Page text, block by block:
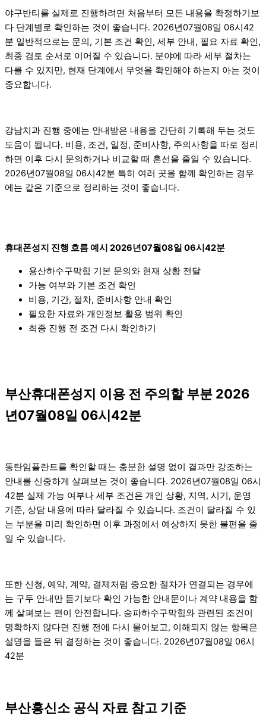
야구반티를 실제로 진행하려면 처음부터 모든 내용을 확정하기보
다 단계별로 확인하는 것이 좋습니다. 2026년07월08일 06시42
분 일반적으로는 문의, 기본 조건 확인, 세부 안내, 필요 자료 확인,
최종 검토 순서로 이어질 수 있습니다. 분야에 따라 세부 절차는
다를 수 있지만, 현재 단계에서 무엇을 확인해야 하는지 아는 것이
중요합니다.
강남치과 진행 중에는 안내받은 내용을 간단히 기록해 두는 것도
도움이 됩니다. 비용, 조건, 일정, 준비사항, 주의사항을 따로 정리
하면 이후 다시 문의하거나 비교할 때 혼선을 줄일 수 있습니다.
2026년07월08일 06시42분 특히 여러 곳을 함께 확인하는 경우
에는 같은 기준으로 정리하는 것이 좋습니다.
휴대폰성지 진행 흐름 예시 2026년07월08일 06시42분
용산하수구막힘 기본 문의와 현재 상황 전달
가능 여부와 기본 조건 확인
비용, 기간, 절차, 준비사항 안내 확인
필요한 자료와 개인정보 활용 범위 확인
최종 진행 전 조건 다시 확인하기
부산휴대폰성지 이용 전 주의할 부분 2026
년07월08일 06시42분
동탄임플란트를 확인할 때는 충분한 설명 없이 결과만 강조하는
안내를 신중하게 살펴보는 것이 좋습니다. 2026년07월08일 06시
42분 실제 가능 여부나 세부 조건은 개인 상황, 지역, 시기, 운영
기준, 상담 내용에 따라 달라질 수 있습니다. 조건이 달라질 수 있
는 부분을 미리 확인하면 이후 과정에서 예상하지 못한 불편을 줄
일 수 있습니다.
또한 신청, 예약, 계약, 결제처럼 중요한 절차가 연결되는 경우에
는 구두 안내만 듣기보다 확인 가능한 안내문이나 계약 내용을 함
께 살펴보는 편이 안전합니다. 송파하수구막힘와 관련된 조건이
명확하지 않다면 진행 전에 다시 물어보고, 이해되지 않는 항목은
설명을 들은 뒤 결정하는 것이 좋습니다. 2026년07월08일 06시
42분
부산흥신소 공식 자료 참고 기준